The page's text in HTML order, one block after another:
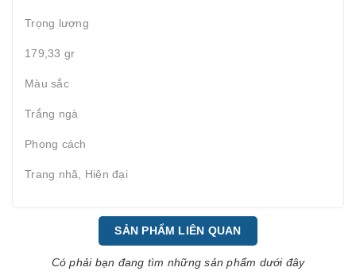
Trọng lượng
179,33 gr
Màu sắc
Trắng ngà
Phong cách
Trang nhã, Hiện đại
SẢN PHẨM LIÊN QUAN
Có phải bạn đang tìm những sản phẩm dưới đây